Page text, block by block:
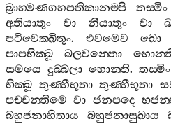
බ්‍රාහ‍්මණගහපතිකානම‍්පි
තස‍්මිං
අතියාතුං
වා නීයාතුං වා
පටිවෙක‍්ඛිතුං.එවමෙව ඛො
පාපභික‍්ඛූ
බලවන‍්තො
සමයෙ දුබ‍්බලා හොන‍්ති. තස‍්මිං
භික‍්ඛූ තුණ‍්හීභූතා තුණ‍්හීභූතා
පච‍්චන‍්තිමෙ වා ජනපදෙ
බහුජනාහිතාය
බහුජනාසුඛාය